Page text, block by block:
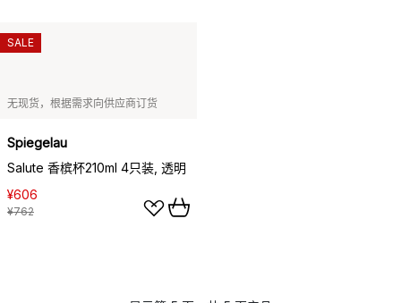
无现货，根据需求向供应商订货
Spiegelau
Salute 香槟杯210ml 4只装, 透明
¥606
¥762
SALE